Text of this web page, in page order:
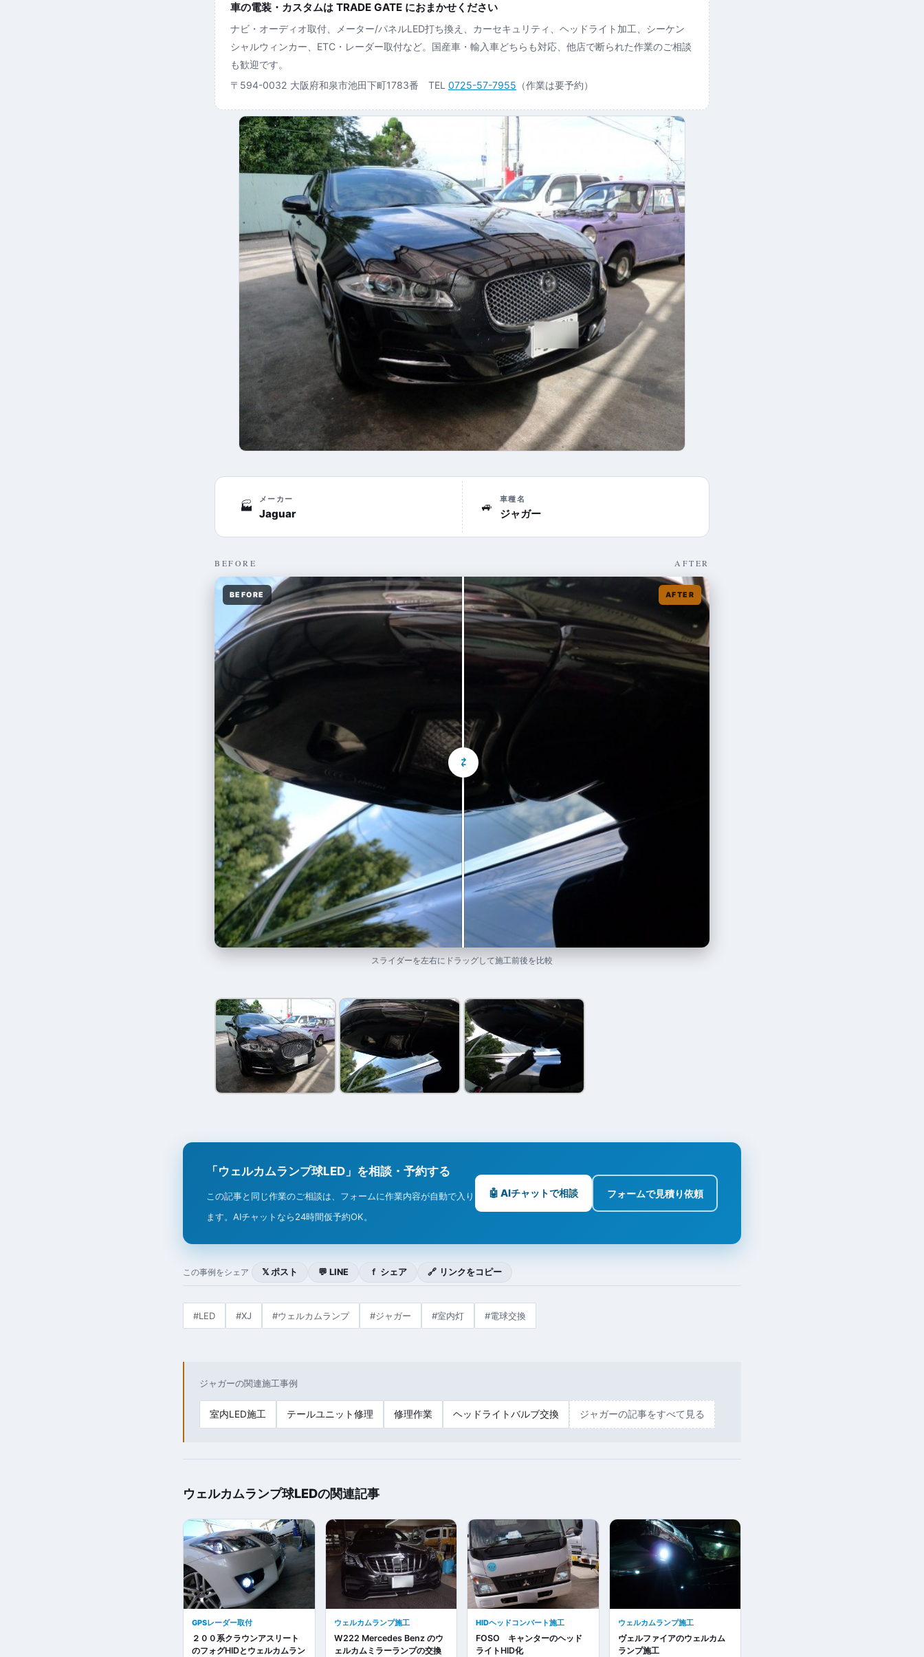
車の電装・カスタムは TRADE GATE におまかせください
ナビ・オーディオ取付、メーター/パネルLED打ち換え、カーセキュリティ、ヘッドライト加工、シーケン
シャルウィンカー、ETC・レーダー取付など。国産車・輸入車どちらも対応、他店で断られた作業のご相談
も歓迎です。
〒594-0032 大阪府和泉市池田下町1783番 TEL 0725-57-7955 （作業は要予約）
🏭
メーカー
Jaguar
🚙
車種名
ジャガー
BEFORE AFTER
BEFORE AFTER
⇄
スライダーを左右にドラッグして施工前後を比較
「ウェルカムランプ球LED」を相談・予約する
この記事と同じ作業のご相談は、フォームに作業内容が自動で入り
ます。AIチャットなら24時間仮予約OK。
🤖 AIチャットで相談 フォームで見積り依頼
この事例をシェア 𝕏 ポスト 💬 LINE ｆ シェア 🔗 リンクをコピー
#LED #XJ #ウェルカムランプ #ジャガー #室内灯 #電球交換
ジャガーの関連施工事例
室内LED施工 テールユニット修理 修理作業 ヘッドライトバルブ交換 ジャガーの記事をすべて見る
ウェルカムランプ球LEDの関連記事
GPSレーダー取付
２００系クラウンアスリート
のフォグHIDとウェルカムラン
ウェルカムランプ施工
W222 Mercedes Benz のウ
ェルカムミラーランプの交換
HIDヘッドコンバート施工
FOSO キャンターのヘッド
ライトHID化
ウェルカムランプ施工
ヴェルファイアのウェルカム
ランプ施工